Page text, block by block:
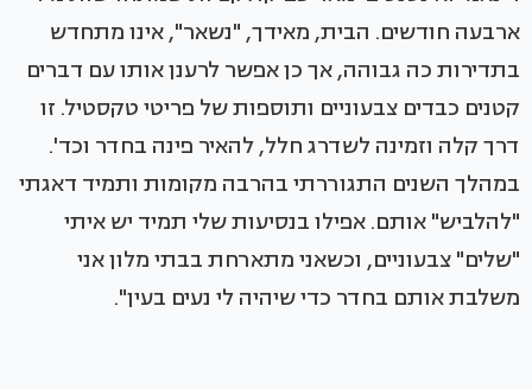
ארבעה חודשים. הבית, מאידך, "נשאר", אינו מתחדש
בתדירות כה גבוהה, אך כן אפשר לרענן אותו עם דברים
קטנים כבדים צבעוניים ותוספות של פריטי טקסטיל. זו
דרך קלה וזמינה לשדרג חלל, להאיר פינה בחדר וכד'.
במהלך השנים התגוררתי בהרבה מקומות ותמיד דאגתי
"להלביש" אותם. אפילו בנסיעות שלי תמיד יש איתי
"שלים" צבעוניים, וכשאני מתארחת בבתי מלון אני
משלבת אותם בחדר כדי שיהיה לי נעים בעין".